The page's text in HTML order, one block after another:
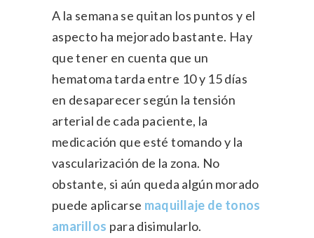
A la semana se quitan los puntos y el
aspecto ha mejorado bastante. Hay
que tener en cuenta que un
hematoma tarda entre 10 y 15 días
en desaparecer según la tensión
arterial de cada paciente, la
medicación que esté tomando y la
vascularización de la zona. No
obstante, si aún queda algún morado
puede aplicarse maquillaje de tonos
amarillos para disimularlo.